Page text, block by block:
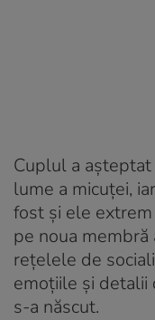
Cuplul a
lume a micuței,
fost și ele
pe noua
rețelele de
emoțiile și detalii
s-a născut.